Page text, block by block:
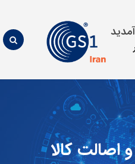
اصالت کالا